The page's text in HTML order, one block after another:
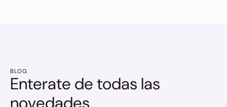
BLOG
Enterate de todas las